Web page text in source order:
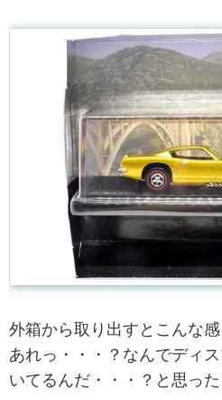
外箱から取り出すとこんな感
あれっ・・・？なんでディ
いてるんだ・・・？と思った